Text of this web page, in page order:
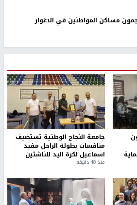
مساكن المواطنين في الاغوار
جامعة النجاح الوطنية تستضيف
منافسات بطولة الراحل مفيد
اسماعيل لكرة اليد للناشئين
منذ 48 دقيقة